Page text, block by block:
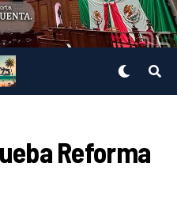
Reforma